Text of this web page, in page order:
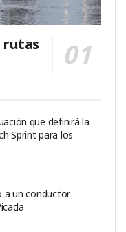
rutas
que definirá la
Sprint para los
a un conductor